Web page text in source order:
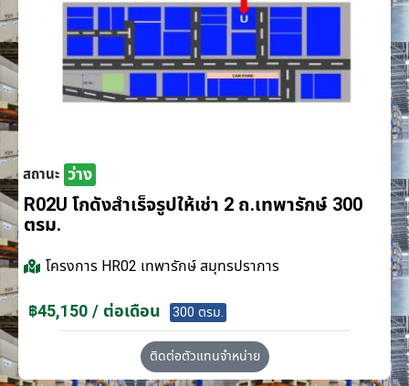
สถานะ ว่าง
R02U โกดังสำเร็จรูปให้เช่า 2 ถ.เทพารักษ์ 300
ตรม.
โครงการ HR02 เทพารักษ์ สมุทรปราการ
฿45,150 / ต่อเดือน 300 ตรม.
ติดต่อตัวแทนจำหน่าย